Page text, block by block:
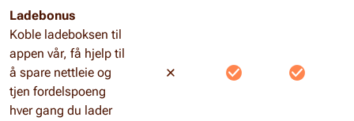
Ladebonus
Koble ladeboksen til
appen vår, få hjelp til
å spare nettleie og
tjen fordelspoeng
hver gang du lader